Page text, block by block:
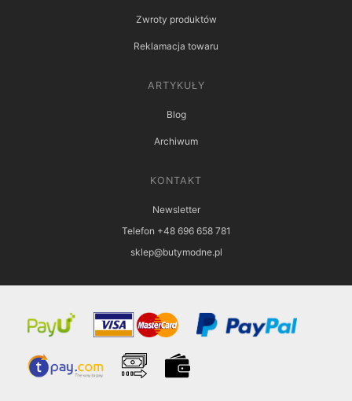
Zwroty produktów
Reklamacja towaru
ARTYKUŁY
Blog
Archiwum
KONTAKT
Newsletter
Telefon +48 696 658 781
sklep@butymodne.pl